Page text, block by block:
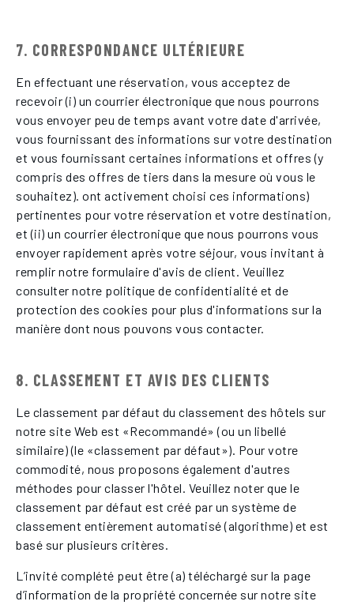
7. CORRESPONDANCE ULTÉRIEURE
En effectuant une réservation, vous acceptez de
recevoir (i) un courrier électronique que nous pourrons
vous envoyer peu de temps avant votre date d'arrivée,
vous fournissant des informations sur votre destination
et vous fournissant certaines informations et offres (y
compris des offres de tiers dans la mesure où vous le
souhaitez). ont activement choisi ces informations)
pertinentes pour votre réservation et votre destination,
et (ii) un courrier électronique que nous pourrons vous
envoyer rapidement après votre séjour, vous invitant à
remplir notre formulaire d'avis de client. Veuillez
consulter notre politique de confidentialité et de
protection des cookies pour plus d'informations sur la
manière dont nous pouvons vous contacter.
8. CLASSEMENT ET AVIS DES CLIENTS
Le classement par défaut du classement des hôtels sur
notre site Web est «Recommandé» (ou un libellé
similaire) (le «classement par défaut»). Pour votre
commodité, nous proposons également d'autres
méthodes pour classer l'hôtel. Veuillez noter que le
classement par défaut est créé par un système de
classement entièrement automatisé (algorithme) et est
basé sur plusieurs critères.
L’invité complété peut être (a) téléchargé sur la page
d’information de la propriété concernée sur notre site